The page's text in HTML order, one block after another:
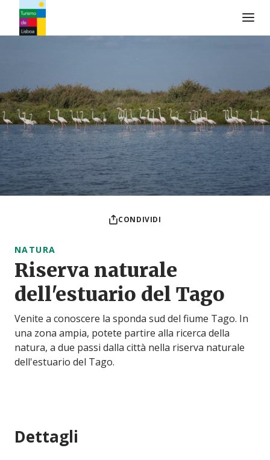
Logo di Turismo de Lisboa
CONDIVIDI
NATURA
Riserva naturale
dell'estuario del Tago
Venite a conoscere la sponda sud del fiume Tago. In
una zona ampia, potete partire alla ricerca della
natura, a due passi dalla città nella riserva naturale
dell'estuario del Tago.
Dettagli